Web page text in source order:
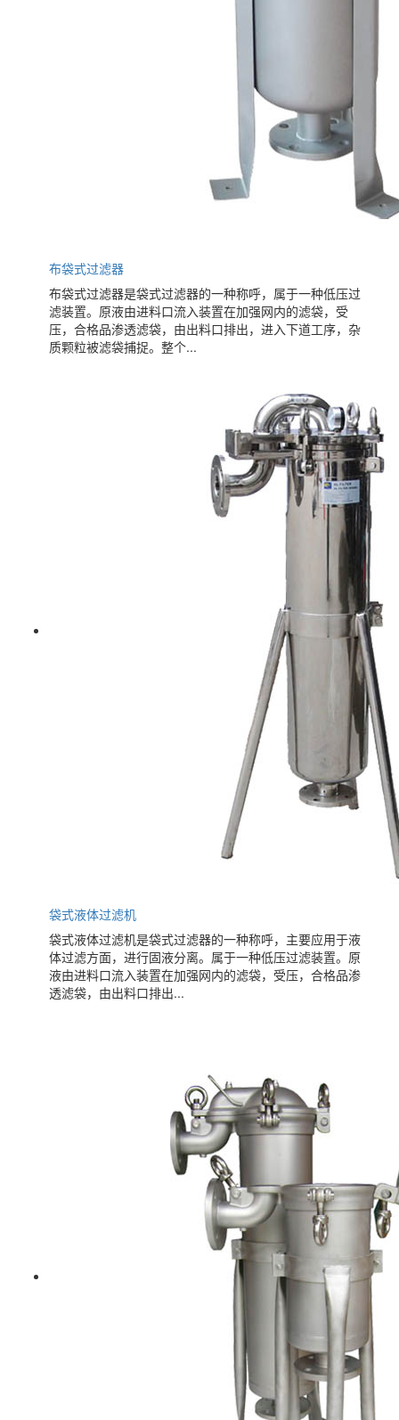
布袋式过滤器
布袋式过滤器是袋式过滤器的一种称呼，属于一种低压过
滤装置。原液由进料口流入装置在加强网内的滤袋，受
压，合格品渗透滤袋，由出料口排出，进入下道工序，杂
质颗粒被滤袋捕捉。整个...
袋式液体过滤机
袋式液体过滤机是袋式过滤器的一种称呼，主要应用于液
体过滤方面，进行固液分离。属于一种低压过滤装置。原
液由进料口流入装置在加强网内的滤袋，受压，合格品渗
透滤袋，由出料口排出...